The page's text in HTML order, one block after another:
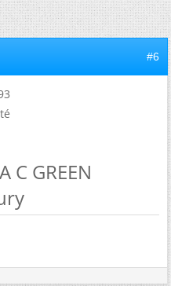
#6
C GREEN